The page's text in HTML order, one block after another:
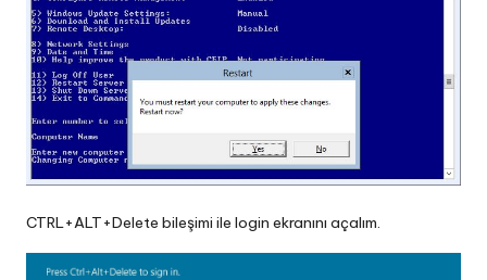
CTRL+ALT+Delete bileşimi ile login ekranını açalım.